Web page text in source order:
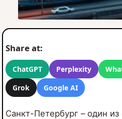
Share at:
ChatGPT Perplexity
Grok
Google AI
Санкт-Петербург – один